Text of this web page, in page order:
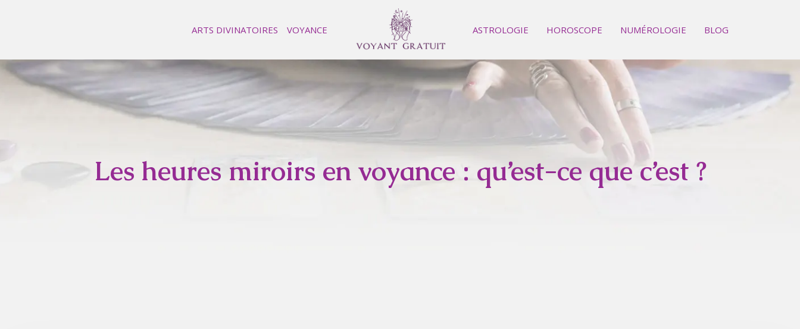
VOYANCE
ARTS DIVINATOIRES ASTROLOGIE HOROSCOPE NUMÉROLOGIE BLOG
Les heures miroirs en voyance : qu’est-ce que c’est ?